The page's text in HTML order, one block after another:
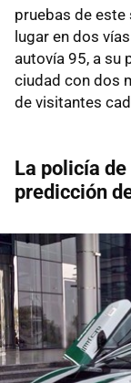
pruebas de este
lugar en dos
autovía 95, a su
ciudad con dos
de visitantes
La policía
predicción